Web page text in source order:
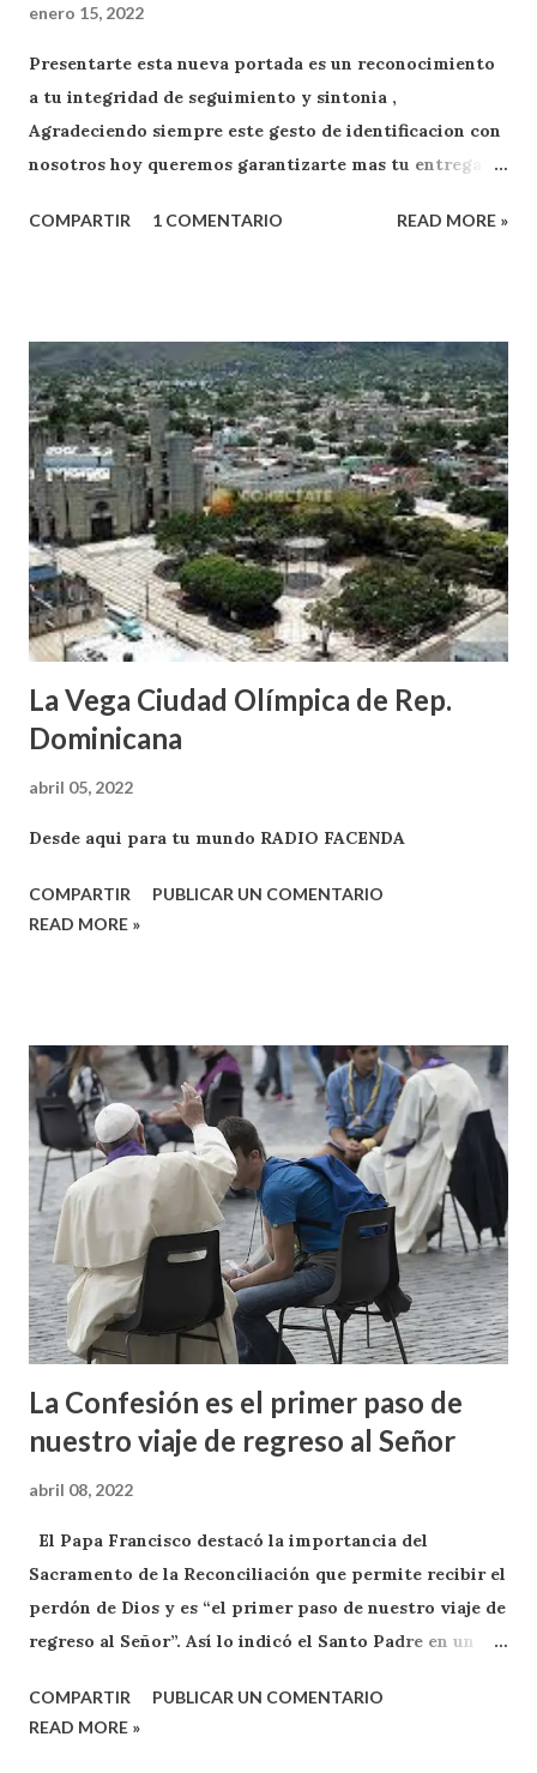
enero 15, 2022
Presentarte esta nueva portada es un reconocimiento
a tu integridad de seguimiento y sintonia ,
Agradeciendo siempre este gesto de identificacion con
nosotros hoy queremos garantizarte mas tu entrega
.
COMPARTIR 1 COMENTARIO READ MORE »
La Vega Ciudad Olímpica de Rep.
Dominicana
abril 05, 2022
Desde aqui para tu mundo RADIO FACENDA
COMPARTIR
PUBLICAR UN COMENTARIO
READ MORE »
La Confesión es el primer paso de
nuestro viaje de regreso al Señor
abril 08, 2022
El Papa Francisco destacó la importancia del
Sacramento de la Reconciliación que permite recibir el
perdón de Dios y es “el primer paso de nuestro viaje de
regreso al Señor”. Así lo indicó el Santo Padre en un
Twitter @Pontifex_es en el que reconoció que “somos
COMPARTIR
PUBLICAR UN COMENTARIO
READ MORE »